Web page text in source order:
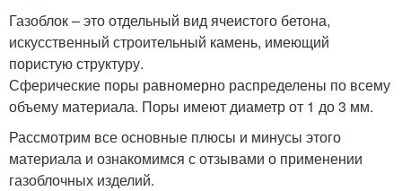
Газоблок – это отдельный вид ячеистого бетона,
искусственный строительный камень, имеющий
пористую структуру.
Сферические поры равномерно распределены по всему
объему материала. Поры имеют диаметр от 1 до 3 мм.
Рассмотрим все основные плюсы и минусы этого
материала и ознакомимся с отзывами о применении
газоблочных изделий.